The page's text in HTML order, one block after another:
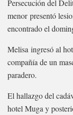
Persecución del
menor presentó
encontrado el
Melisa ingresó al
compañía de un
paradero.
El hallazgo del
hotel Muga y